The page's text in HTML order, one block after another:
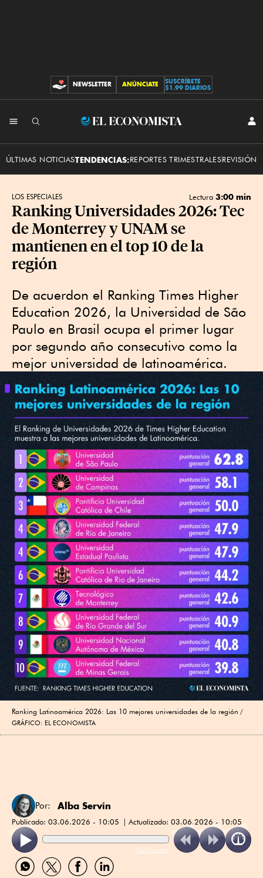
CONTRIBUCIONES
NEWSLETTER ANÚNCIATE
SUSCRÍBETE
$1.99 DIARIOS
El
ÚLTIMAS NOTICIASTENDENCIAS:REPORTES TRIMESTRALESREVISIÓN
LOS ESPECIALES Lectura 3:00 min
Ranking Universidades 2026: Tec
de Monterrey y UNAM se
mantienen en el top 10 de la
región
De acuerdon el Ranking Times Higher
Education 2026, la Universidad de São
Paulo en Brasil ocupa el primer lugar
por segundo año consecutivo como la
mejor universidad de latinoamérica.
Ranking Latinoamérica 2026: Las 10 mejores universidades de la región
GRÁFICO: EL ECONOMISTA
Por: Alba Servín
Publicado: 03.06.2026 - 10:05 Actualizado: 03.06.2026 - 10:05
ReadSpeaker
Compartir
por
Compartir
por
Compartir
por
Compartir
por